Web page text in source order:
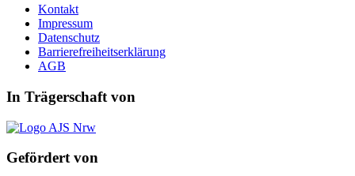
Kontakt
Impressum
Datenschutz
Barrierefreiheitserklärung
AGB
In Trägerschaft von
Gefördert von